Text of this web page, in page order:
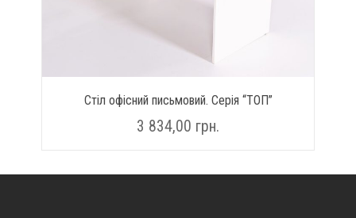
Стіл офісний письмовий. Серія “ТОП”
3 834,00 грн.